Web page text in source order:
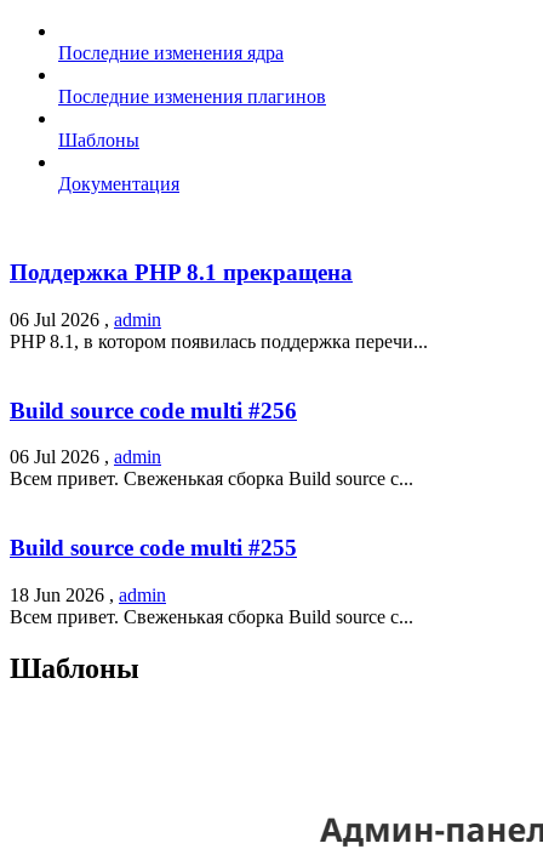
Последние изменения ядра
Последние изменения плагинов
Шаблоны
Документация
Поддержка PHP 8.1 прекращена
06 Jul 2026 , admin
PHP 8.1, в котором появилась поддержка перечи...
Build source code multi #256
06 Jul 2026 , admin
Всем привет. Свеженькая сборка Build source c...
Build source code multi #255
18 Jun 2026 , admin
Всем привет. Свеженькая сборка Build source c...
Шаблоны